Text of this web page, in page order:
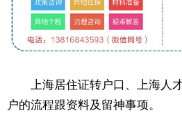
上海居住证转户口、上海人
户的流程跟资料及留神事项。